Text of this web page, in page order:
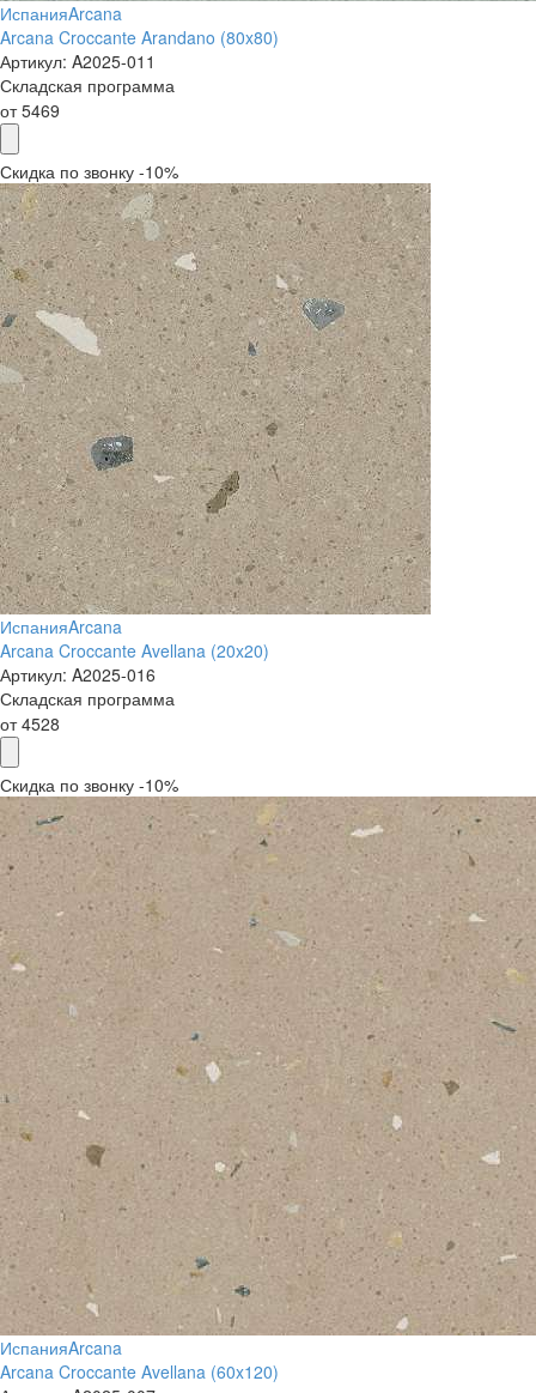
ИспанияArcana
Arcana Croccante Arandano (80x80)
Артикул: A2025-011
Складская программа
от5469
Скидка по звонку -10%
ИспанияArcana
Arcana Croccante Avellana (20x20)
Артикул: A2025-016
Складская программа
от4528
Скидка по звонку -10%
ИспанияArcana
Arcana Croccante Avellana (60x120)